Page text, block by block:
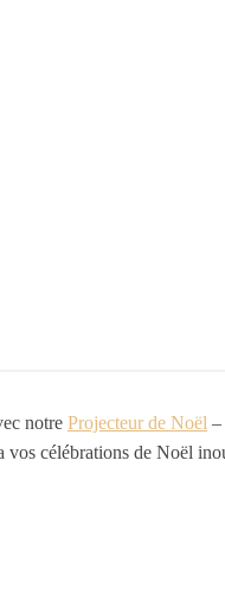
notreProjecteur de Noël –
vos célébrations de Noël